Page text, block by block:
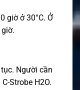
giờ ở 30°C. Ở
Người cần
Strobe H2O.